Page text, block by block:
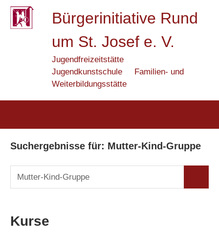
Zum
Inhalt
springen
Bürgerinitiative Rund
um St. Josef e. V.
Jugendfreizeitstätte
Jugendkunstschule
Familien- und
Weiterbildungsstätte
Suchergebnisse für: Mutter-Kind-Gruppe
Kurse